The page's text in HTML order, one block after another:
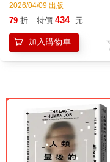
2026/04/09 出版
79 折 特價 434 元
加入購物車